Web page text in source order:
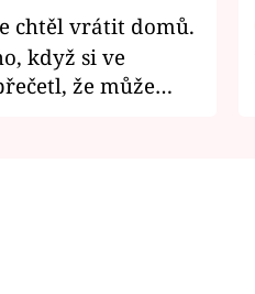
když si ve
že může